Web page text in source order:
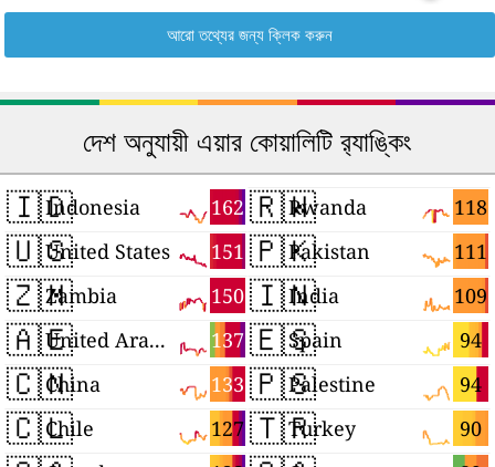
আরো তথ্যের জন্য ক্লিক করুন
দেশ অনুযায়ী এয়ার কোয়ালিটি র‍্যাঙ্কিং
🇮🇩 162
Indonesia
🇺🇸 151
United States
🇿🇲 150
Zambia
🇦🇪 137
United Arab Emirates
🇨🇳 133
China
🇨🇱 127
Chile
🇷🇼 118
Rwanda
🇵🇰 111
Pakistan
🇮🇳 109
India
🇪🇸 94
Spain
🇵🇸 94
Palestine
🇹🇷 90
Turkey